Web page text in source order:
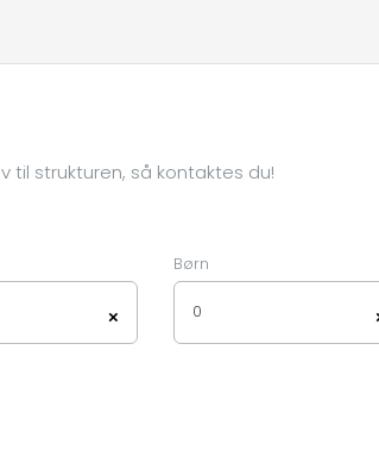
til strukturen, så kontaktes du!
×
Børn
0